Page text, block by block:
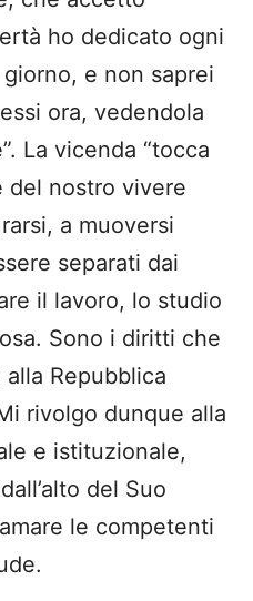
ho dedicato ogni
e non saprei
ora, vedendola
La vicenda “tocca
del nostro vivere
a muoversi
separati dai
il lavoro, lo studio
Sono i diritti che
Repubblica
rivolgo dunque alla
e istituzionale,
del Suo
le competenti